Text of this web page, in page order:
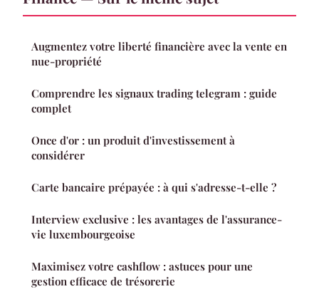
Augmentez votre liberté financière avec la vente en
nue-propriété
Comprendre les signaux trading telegram : guide
complet
Once d'or : un produit d'investissement à
considérer
Carte bancaire prépayée : à qui s'adresse-t-elle ?
Interview exclusive : les avantages de l'assurance-
vie luxembourgeoise
Maximisez votre cashflow : astuces pour une
gestion efficace de trésorerie